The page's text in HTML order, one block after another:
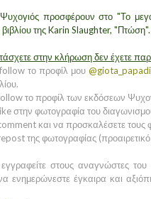
Ψυχογιός προσφέρουν στο "Το
βιβλίου της Karin Slaughter, "Πτώση".
στην κλήρωση δεν έχετε
το προφίλ μου
το προφίλ των εκδόσεων
στην φωτογραφία του
και να προσκαλέσετε τους
της φωτογραφίας
εγγραφείτε στους αναγνώστες
ενημερώνεστε έγκαιρα και